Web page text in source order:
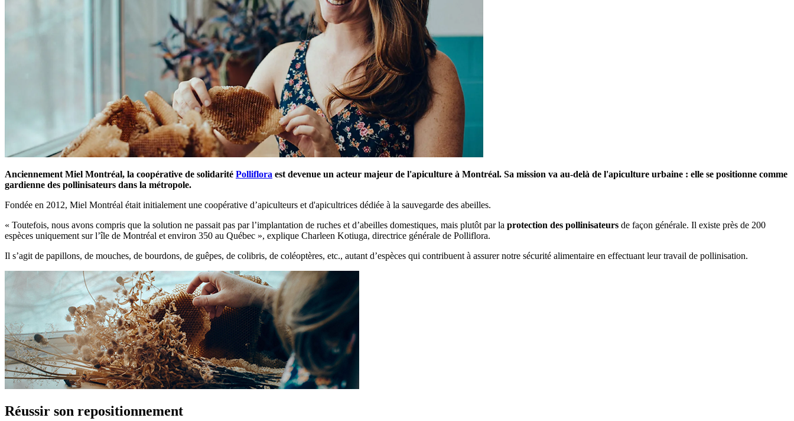
Anciennement Miel Montréal, la coopérative de solidarité Polliflora est devenue un acteur majeur de l'apiculture à Montréal. Sa mission va au-delà de l'apiculture urbaine : elle se positionne comme
gardienne des pollinisateurs dans la métropole.
Fondée en 2012, Miel Montréal était initialement une coopérative d’apiculteurs et d'apicultrices dédiée à la sauvegarde des abeilles.
« Toutefois, nous avons compris que la solution ne passait pas par l’implantation de ruches et d’abeilles domestiques, mais plutôt par la protection des pollinisateurs de façon générale. Il existe près de 200
espèces uniquement sur l’île de Montréal et environ 350 au Québec », explique Charleen Kotiuga, directrice générale de Polliflora.
Il s’agit de papillons, de mouches, de bourdons, de guêpes, de colibris, de coléoptères, etc., autant d’espèces qui contribuent à assurer notre sécurité alimentaire en effectuant leur travail de pollinisation.
Réussir son repositionnement